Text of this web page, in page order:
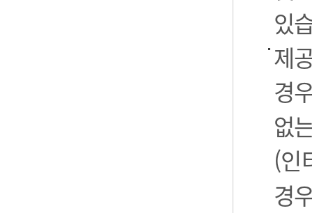
있
제
경
없
(인
경